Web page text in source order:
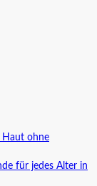
Haut ohne
für jedes Alter in